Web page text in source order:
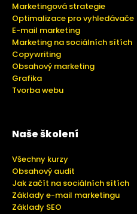
Marketingová strategie
Optimalizace pro vyhledávače
E-mail marketing
Marketing na sociálních sítích
Copywriting
Obsahový marketing
Grafika
Tvorba webu
Naše školení
Všechny kurzy
Obsahový audit
Jak začít na sociálních sítích
Základy e-mail marketingu
Základy SEO